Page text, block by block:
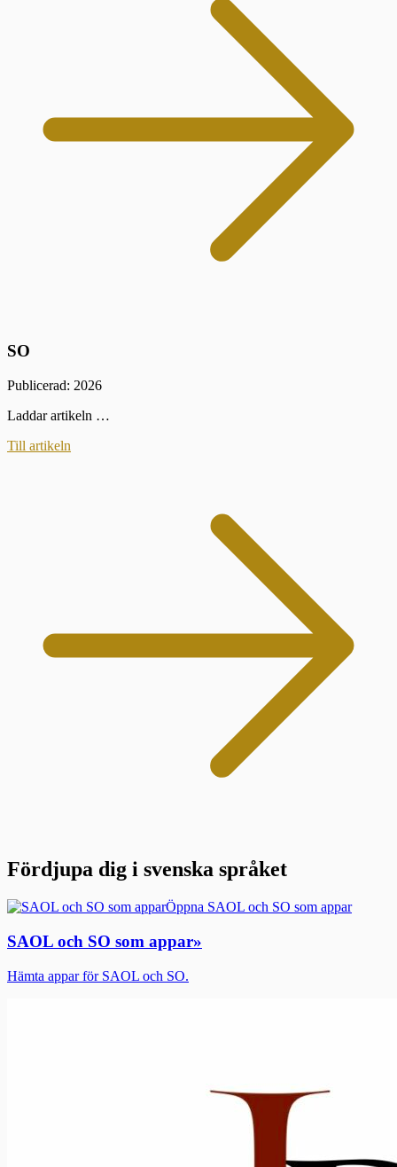
SO
Publicerad: 2026
Laddar artikeln …
Till artikeln
Fördjupa dig i svenska språket
Öppna SAOL och SO som appar
SAOL och SO som appar»
Hämta appar för SAOL och SO.